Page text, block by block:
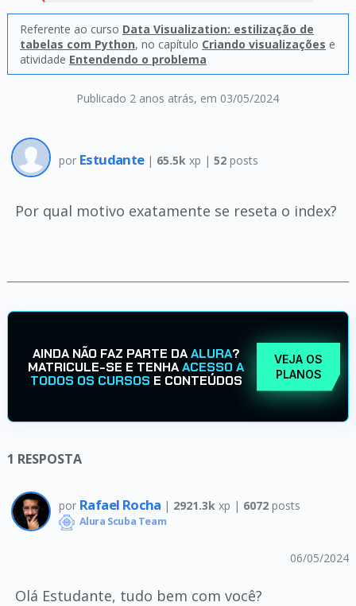
Publicado 2 anos atrás, em 03/05/2024
Referente ao curso Data Visualization: estilização de
tabelas com Python, no capítulo Criando visualizações e
atividade Entendendo o problema
por Estudante | 65.5k xp | 52posts
Por qual motivo exatamente se reseta o index?
AINDA NÃO FAZ PARTE DAALURA?
MATRICULE-SE E TENHAACESSO A
TODOS OS CURSOS E CONTEÚDOS
VEJA OS
PLANOS
1 RESPOSTA
por Rafael Rocha | 2921.3k xp | 6072 posts
Alura Scuba Team
06/05/2024
Olá Estudante, tudo bem com você?